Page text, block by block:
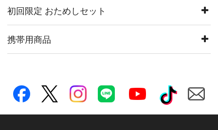
初回限定 おためしセット
携帯用商品